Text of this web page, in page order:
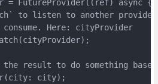
= FutureProvider((ref) async {
to listen to another
Here: cityProvider
result to do something
city);